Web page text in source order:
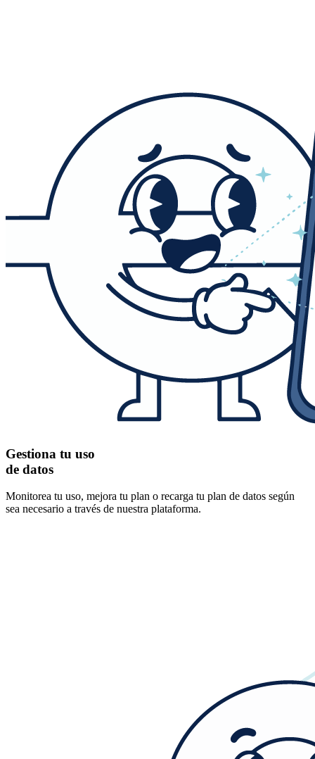
Gestiona tu uso
de datos
Monitorea tu uso, mejora tu plan o recarga tu plan de datos según
sea necesario a través de nuestra plataforma.